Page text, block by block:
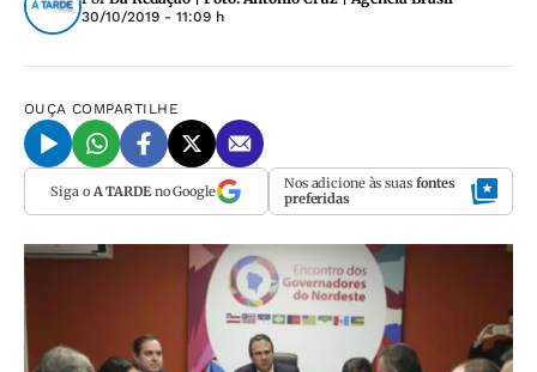
30/10/2019 - 11:09 h
OUÇA COMPARTILHE
Siga o A TARDEno Google Nos adicione às suas fontes
preferidas